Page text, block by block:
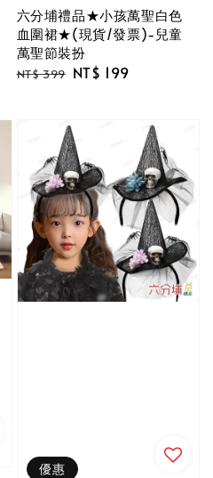
六分埔禮品★小孩萬聖白色
血圍裙★(現貨/發票)-兒童
萬聖節裝扮
Regular
NT$ 399 Sale
NT$ 199
優惠